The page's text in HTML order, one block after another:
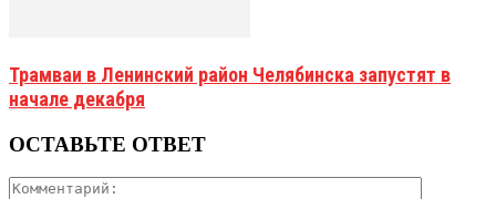
Трамваи в Ленинский район Челябинска запустят в
начале декабря
ОСТАВЬТЕ ОТВЕТ